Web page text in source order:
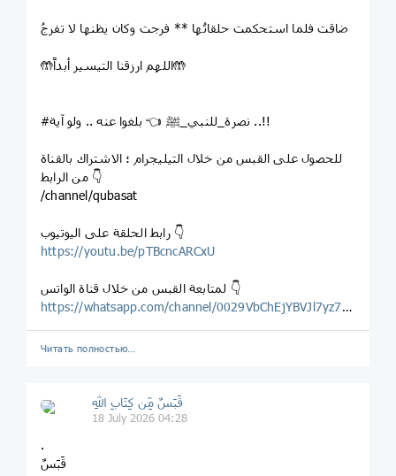
ضاقت فلما استحكمت حلقاتُها ** فرجت وكان يظنها لا تفرجُ
🤲اللهم ارزقنا التيسير أبداً🤲
#نصرة_للنبي_ﷺ 👈 بلغوا عنه .. ولو آية ..!!
للحصول على القبس من خلال التيليجرام ؛ الاشتراك بالقناة
من الرابط 👇
/channel/qubasat
رابط الحلقة على اليوتيوب 👇
https://youtu.be/pTBcncARCxU
لمتابعة القبس من خلال قناة الواتس 👇
https://whatsapp.com/channel/0029VbChEjYBVJl7yz7Wg123
Читать полностью…
قَبَسٌ مِّن كِتَابِ اللهِ
18 July 2026 04:28
.
قَبَسٌ